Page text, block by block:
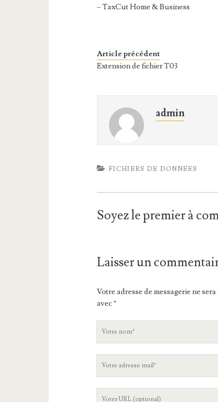
– TaxCut Home & Business
Article précédent
Extension de fichier T03
admin
FICHIERS DE DONNÉES
Soyez le premier à
Laisser un
Votre adresse de messagerie ne
avec*
V
n
V
L